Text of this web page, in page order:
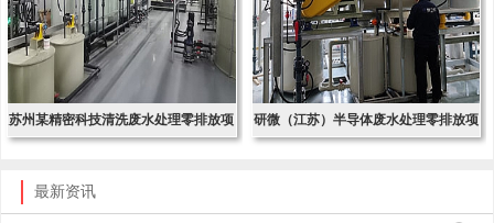
苏州某精密科技清洗废水处理零排放项 研微（江苏）半导体废水处理零排放项
最新资讯